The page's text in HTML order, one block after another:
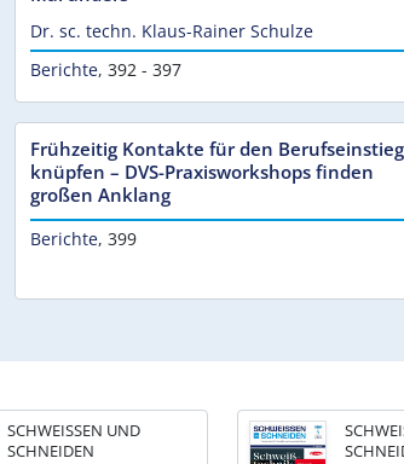
Dr. sc. techn. Klaus-Rainer Schulze
Berichte, 392 - 397
Frühzeitig Kontakte für den Berufseinstieg
knüpfen – DVS-Praxisworkshops finden
großen Anklang
Berichte, 399
SCHWEISSEN UND
SCHNEIDEN